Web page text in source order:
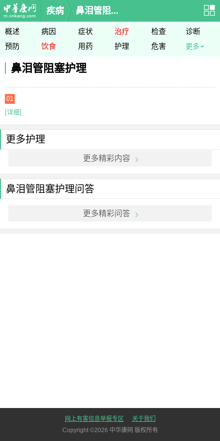
疾病 鼻泪管阻...
概述 病因 症状 治疗 检查
诊断
预防
饮食 用药 护理 危害 更多
鼻泪管阻塞护理
01
[详细]
更多护理
更多精彩内容
鼻泪管阻塞护理问答
更多精彩问答
网上有害信息举报专区
关于我们
Copyright ©2026 中华康网 版权所有